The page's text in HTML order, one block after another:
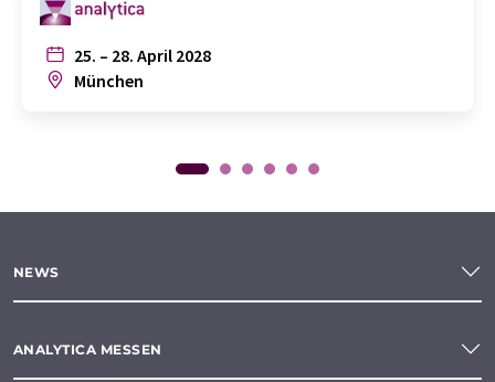
25. – 28. April 2028
München
NEWS
ANALYTICA MESSEN